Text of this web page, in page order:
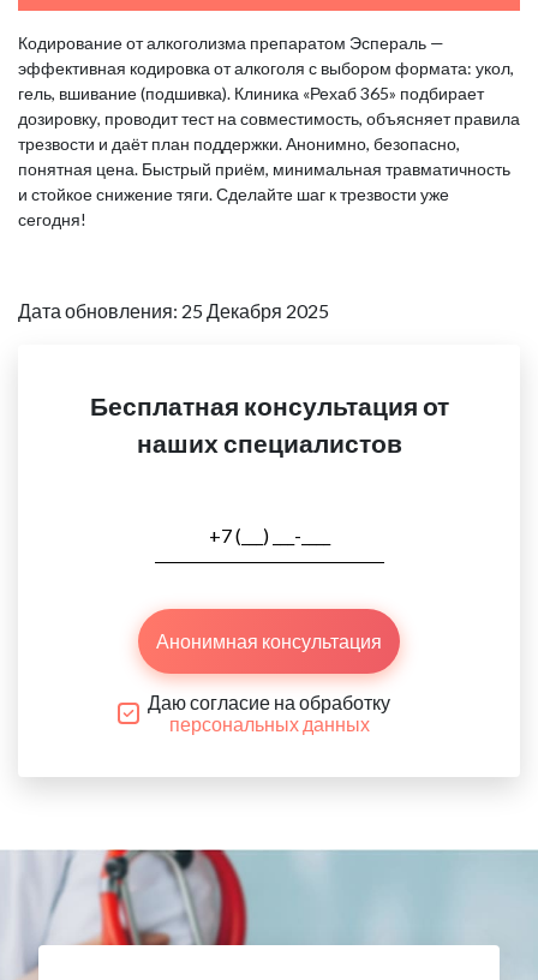
Кодирование от алкоголизма препаратом Эспераль —
эффективная кодировка от алкоголя с выбором формата: укол,
гель, вшивание (подшивка). Клиника «Рехаб 365» подбирает
дозировку, проводит тест на совместимость, объясняет правила
трезвости и даёт план поддержки. Анонимно, безопасно,
понятная цена. Быстрый приём, минимальная травматичность
и стойкое снижение тяги. Сделайте шаг к трезвости уже
сегодня!
Дата обновления: 25 Декабря 2025
Бесплатная консультация от
наших специалистов
Анонимная консультация
Даю согласие на обработку
персональных данных